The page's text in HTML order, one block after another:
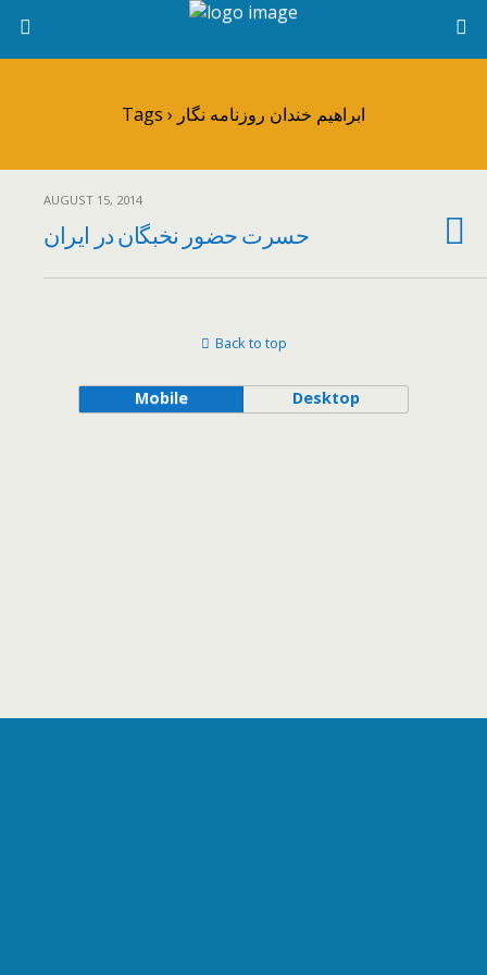
Tags › ابراهیم خندان روزنامه نگار
AUGUST 15, 2014
حسرت حضور نخبگان در ایران
Back to top
Mobile Desktop